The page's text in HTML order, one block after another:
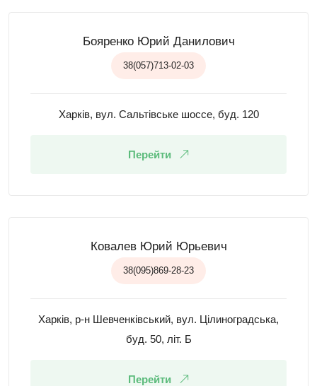
Бояренко Юрий Данилович
38(057)713-02-03
Харків, вул. Сальтівське шоссе, буд. 120
Перейти
Ковалев Юрий Юрьевич
38(095)869-28-23
Харків, р-н Шевченківський, вул. Цілиноградська,
буд. 50, літ. Б
Перейти